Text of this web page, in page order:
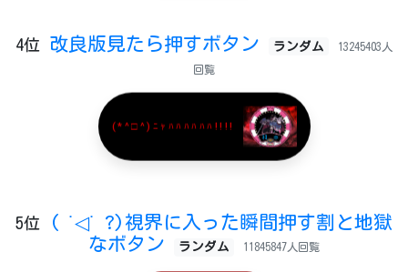
4位 改良版見たら押すボタン ランダム 13245403人
回覧
(*^□^)ﾆｬﾊﾊﾊﾊﾊﾊ!!!!
5位
( ˙◁˙ ?)視界に入った瞬間押す割と地獄
なボタン
ランダム 11845847人回覧